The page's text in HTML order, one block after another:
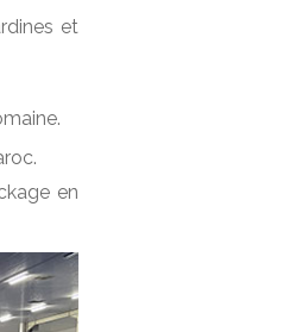
et
en